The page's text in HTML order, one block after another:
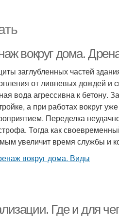
вокруг дома.
заглубленных частей
от ливневых дождей и
вода агрессивна к бетону.
а при работах вокруг
Переделка
Тогда как
увеличит время службы и
Где и для